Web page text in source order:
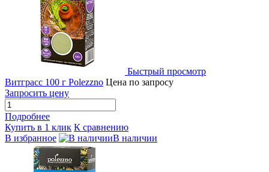
Быстрый просмотр
Витграсс 100 г Polezzno Цена по запросу
Запросить цену
Подробнее
Купить в 1 клик К сравнению
В избранное
В наличии